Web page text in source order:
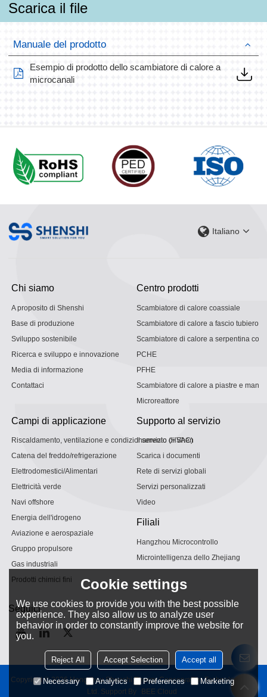
Scarica il file
Manuale del prodotto
Esempio di prodotto dello scambiatore di calore a
microcanali
Italiano
Chi siamo
A proposito di Shenshi
Base di produzione
Sviluppo sostenibile
Ricerca e sviluppo e innovazione
Media di informazione
Contattaci
Centro prodotti
Scambiatore di calore coassiale
Scambiatore di calore a fascio tubiero
Scambiatore di calore a serpentina con
PCHE
PFHE
Scambiatore di calore a piastre e
Microreattore
Campi di applicazione
Riscaldamento, ventilazione e condizionamento (HVAC)
Catena del freddo/refrigerazione
Elettrodomestici/Alimentari
Elettricità verde
Navi offshore
Energia dell'idrogeno
Aviazione e aerospaziale
Gruppo propulsore
Gas industriali
Prodotti chimici fini
Supporto al servizio
Il servizio di Shen
Scarica i documenti
Rete di servizi globali
Servizi personalizzati
Video
Filiali
Hangzhou Microcontrollo
Microintelligenza dello Zhejiang
Seguici
Copyright © 2026Hangzhou Shenshi Energy Conservation Technology Co.,
Ltd. Support By BEE Cloud
Cookie settings
We use cookies to provide you with the best possible
experience. They also allow us to analyze user
behavior in order to constantly improve the website for
you.
Reject All Accept Selection Accept all
Necessary Analytics Preferences Marketing